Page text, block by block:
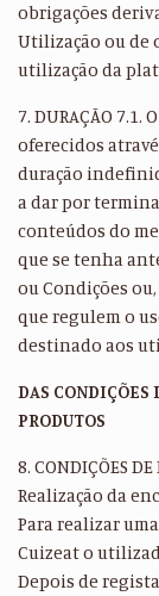
obrigações
Utilização ou de
utilização da
7. DURAÇÃO 7.1.
oferecidos
duração
a dar por
conteúdos do
que se tenha
ou Condições
que regulem o
destinado aos
DAS CONDIÇÕES
PRODUTOS
8. CONDIÇÕES
Realização da
Para realizar
Cuizeat o
Depois de